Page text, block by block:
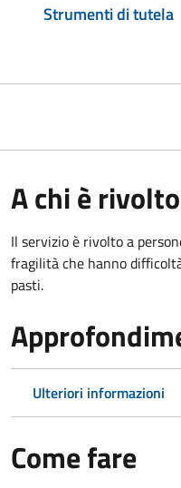
Strumenti di tutela
A chi è rivolto
Il servizio è rivolto a
fragilità che hanno
pasti.
Ulteriori informazioni
Come fare